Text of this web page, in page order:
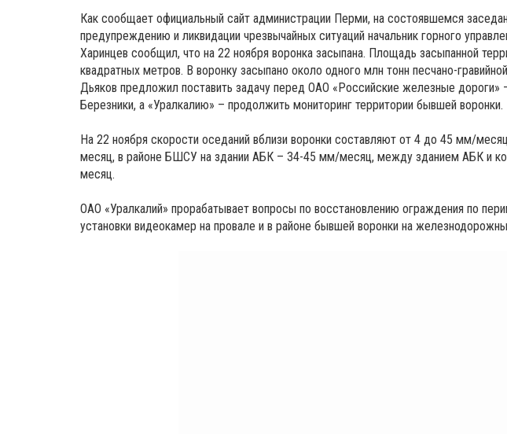
Как сообщает официальный сайт администрации Перми, на состоявшемся
предупреждению и ликвидации чрезвычайных ситуаций начальник горного
Харинцев сообщил, что на 22 ноября воронка засыпана. Площадь засыпанной
квадратных метров. В воронку засыпано около одного млн тонн песчано-
Дьяков предложил поставить задачу перед ОАО «Российские железные дороги»
Березники, а «Уралкалию» – продолжить мониторинг территории бывшей воронки.
На 22 ноября скорости оседаний вблизи воронки составляют от 4 до 45 мм/
месяц, в районе БШСУ на здании АБК – 34-45 мм/месяц, между зданием АБК и
месяц.
ОАО «Уралкалий» прорабатывает вопросы по восстановлению ограждения по
установки видеокамер на провале и в районе бывшей воронки на